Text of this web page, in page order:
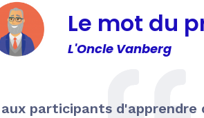
Le mot du
L'Oncle Vanberg
participants